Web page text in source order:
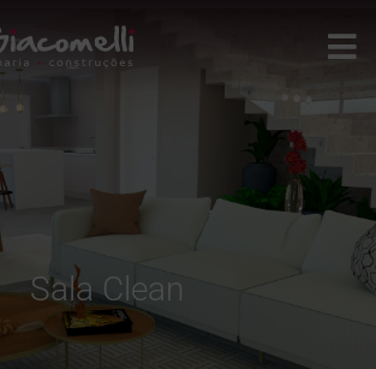
Sala Clean